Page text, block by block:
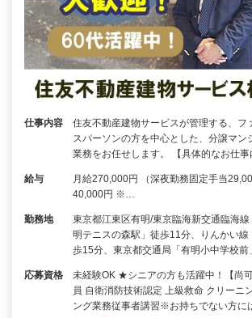
仕事内容
住友不動産建物サービスが管理する、フ
スパーソンの方を中心とした、分譲マン
業務をお任せします。 【具体的なお仕事
給与
月給270,000円 （深夜勤務固定手当
40,000円 ※…
勤務地
東京都江東区有明/東京臨海新交通臨海
明テニスの森駅」徒歩11分、りんかい線
歩15分、東京都交通局「有明小中学校前
応募資格
未経験OK ★シニアの方も活躍中！【尚
員 自衛消防技術認定 上級救命 クリーニ
ング業務従事者講習※お持ちでない方に